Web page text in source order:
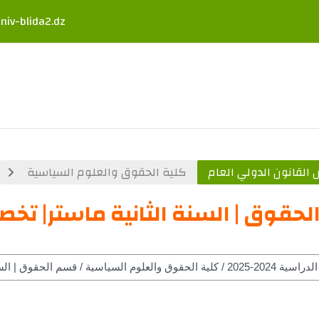
blida2.dz
كلية الحقوق والعلوم السياسية الدولي العام
| السنة الثانية ماستر|